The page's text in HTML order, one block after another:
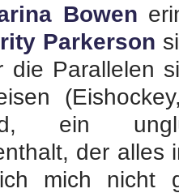
Bowen
Parkerson
die Parallelen
ein
der alles
mich nicht